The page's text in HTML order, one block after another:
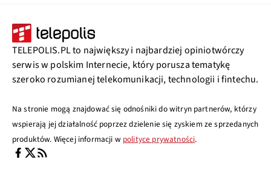
TELEPOLIS.PL to największy i najbardziej opiniotwórczy
serwis w polskim Internecie, który porusza tematykę
szeroko rozumianej telekomunikacji, technologii i fintechu.
Na stronie mogą znajdować się odnośniki do witryn partnerów, którzy
wspierają jej działalność poprzez dzielenie się zyskiem ze sprzedanych
produktów. Więcej informacji w polityce prywatności.